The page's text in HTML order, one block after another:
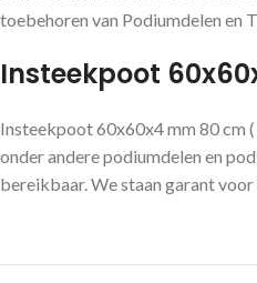
toebehoren van Podiumdelen en
Insteekpoot
Insteekpoot 60x60x4 mm 80 cm
onder andere podiumdelen en
bereikbaar. We staan garant